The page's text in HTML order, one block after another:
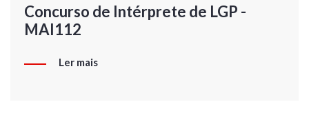
Concurso de Intérprete de LGP -
MAI112
Ler mais